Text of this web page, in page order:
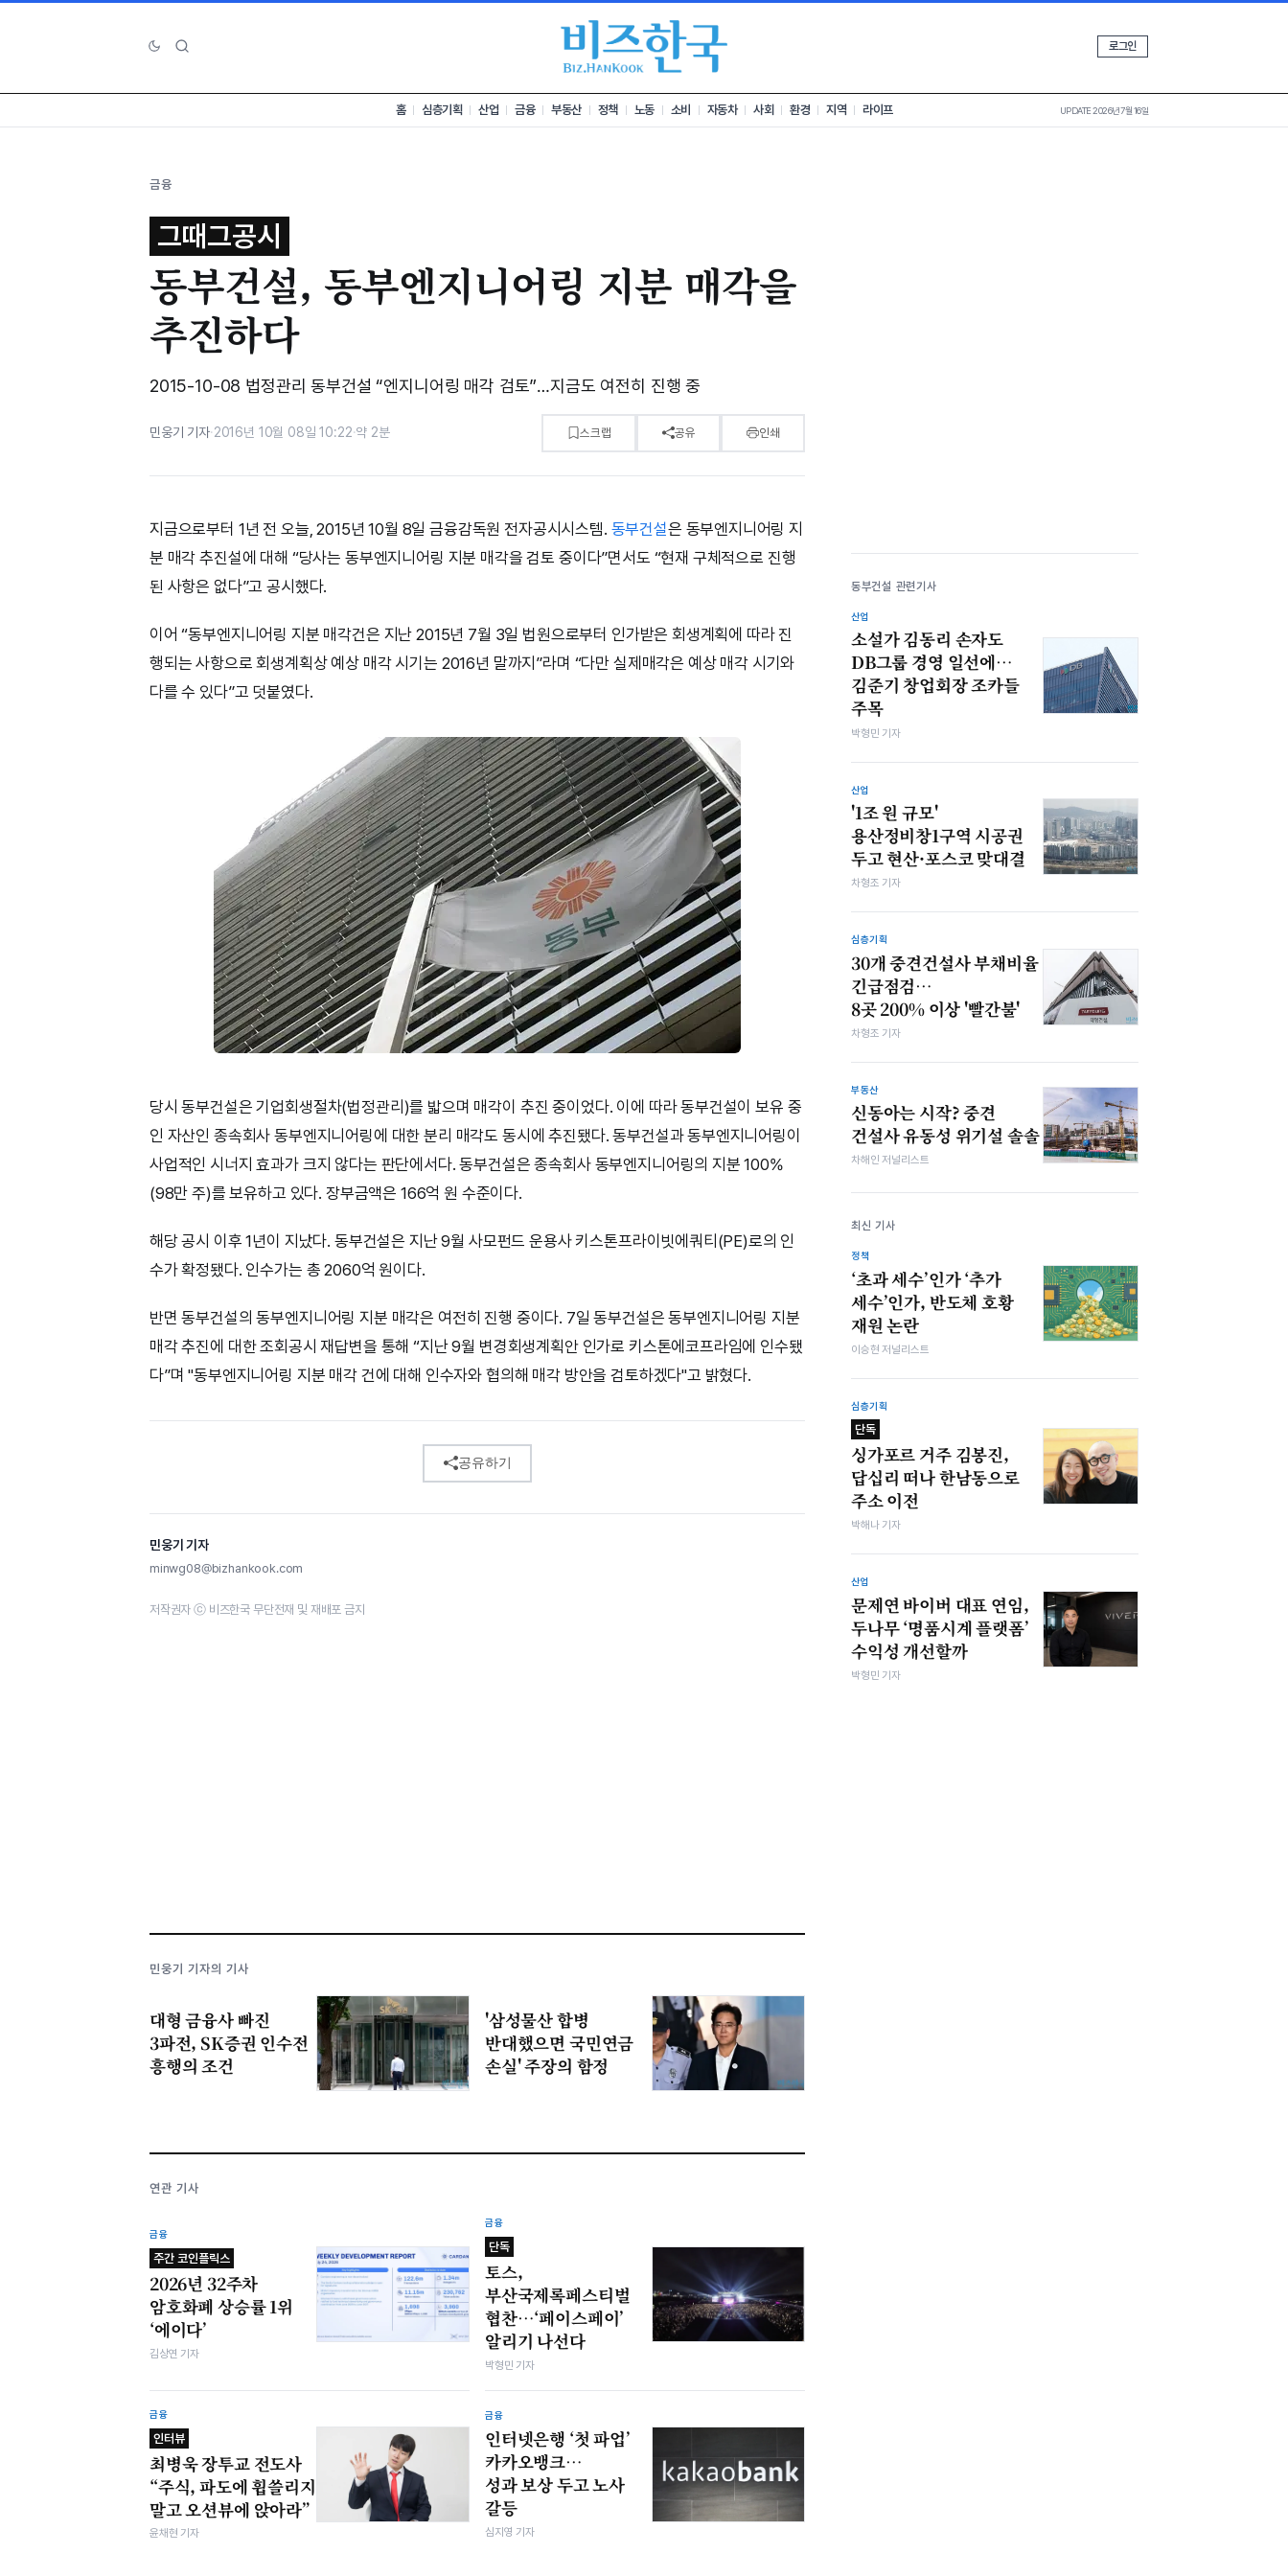
로그인
홈 심층기획 산업 금융 부동산 정책 노동 소비 자동차 사회 환경 지역 라이프 UPDATE 2026년 7월 16일
금융
그때그공시
동부건설, 동부엔지니어링 지분 매각을
추진하다
2015-10-08 법정관리 동부건설 “엔지니어링 매각 검토”…지금도 여전히 진행 중
민웅기 기자·2016년 10월 08일 10:22·약 2분 스크랩 공유 인쇄
지금으로부터 1년 전 오늘, 2015년 10월 8일 금융감독원 전자공시시스템. 동부건설은 동부엔지니어링 지
분 매각 추진설에 대해 “당사는 동부엔지니어링 지분 매각을 검토 중이다”면서도 “현재 구체적으로 진행
된 사항은 없다”고 공시했다.
이어 “동부엔지니어링 지분 매각건은 지난 2015년 7월 3일 법원으로부터 인가받은 회생계획에 따라 진
행되는 사항으로 회생계획상 예상 매각 시기는 2016년 말까지”라며 “다만 실제매각은 예상 매각 시기와
다를 수 있다”고 덧붙였다.
당시 동부건설은 기업회생절차(법정관리)를 밟으며 매각이 추진 중이었다. 이에 따라 동부건설이 보유 중
인 자산인 종속회사 동부엔지니어링에 대한 분리 매각도 동시에 추진됐다. 동부건설과 동부엔지니어링이
사업적인 시너지 효과가 크지 않다는 판단에서다. 동부건설은 종속회사 동부엔지니어링의 지분 100%
(98만 주)를 보유하고 있다. 장부금액은 166억 원 수준이다.
해당 공시 이후 1년이 지났다. 동부건설은 지난 9월 사모펀드 운용사 키스톤프라이빗에쿼티(PE)로의 인
수가 확정됐다. 인수가는 총 2060억 원이다.
반면 동부건설의 동부엔지니어링 지분 매각은 여전히 진행 중이다. 7일 동부건설은 동부엔지니어링 지분
매각 추진에 대한 조회공시 재답변을 통해 “지난 9월 변경회생계획안 인가로 키스톤에코프라임에 인수됐
다”며 "동부엔지니어링 지분 매각 건에 대해 인수자와 협의해 매각 방안을 검토하겠다"고 밝혔다.
공유하기
민웅기 기자
minwg08@bizhankook.com
저작권자 ⓒ 비즈한국 무단전재 및 재배포 금지
민웅기 기자의 기사
대형 금융사 빠진
3파전, SK증권 인수전
흥행의 조건
'삼성물산 합병
반대했으면 국민연금
손실' 주장의 함정
연관 기사
금융
주간 코인플릭스
2026년 32주차
암호화폐 상승률 1위
‘에이다’
김상연 기자
금융
단독
토스,
부산국제록페스티벌
협찬…‘페이스페이’
알리기 나선다
박형민 기자
금융
인터뷰
최병욱 장투교 전도사
“주식, 파도에 휩쓸리지
말고 오션뷰에 앉아라”
윤채현 기자
금융
인터넷은행 ‘첫 파업’
카카오뱅크…
성과 보상 두고 노사
갈등
심지영 기자
동부건설 관련기사
산업
소설가 김동리 손자도
DB그룹 경영 일선에…
김준기 창업회장 조카들
주목
박형민 기자
산업
'1조 원 규모'
용산정비창1구역 시공권
두고 현산·포스코 맞대결
차형조 기자
심층기획
30개 중견건설사 부채비율
긴급점검…
8곳 200% 이상 '빨간불'
차형조 기자
부동산
신동아는 시작? 중견
건설사 유동성 위기설 솔솔
차해인 저널리스트
최신 기사
정책
‘초과 세수’인가 ‘추가
세수’인가, 반도체 호황
재원 논란
이승현 저널리스트
심층기획
단독
싱가포르 거주 김봉진,
답십리 떠나 한남동으로
주소 이전
박해나 기자
산업
문제연 바이버 대표 연임,
두나무 ‘명품시계 플랫폼’
수익성 개선할까
박형민 기자